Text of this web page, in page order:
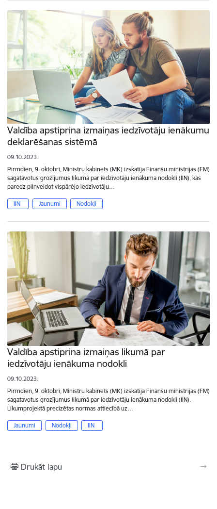
Valdība apstiprina izmaiņas iedzīvotāju ienākumu
deklarēšanas sistēmā
09.10.2023.
Pirmdien, 9. oktobrī, Ministru kabinets (MK) izskatīja Finanšu ministrijas (FM)
sagatavotus grozījumus likumā par iedzīvotāju ienākuma nodokli (IIN), kas
paredz pilnveidot vispārējo iedzīvotāju…
IIN Jaunumi Nodokļi
Valdība apstiprina izmaiņas likumā par
iedzīvotāju ienākuma nodokli
09.10.2023.
Pirmdien, 9. oktobrī, Ministru kabinets (MK) izskatīja Finanšu ministrijas (FM)
sagatavotus grozījumus likumā par iedzīvotāju ienākuma nodokli (IIN).
Likumprojektā precizētas normas attiecībā uz…
Jaunumi Nodokļi IIN
Drukāt lapu